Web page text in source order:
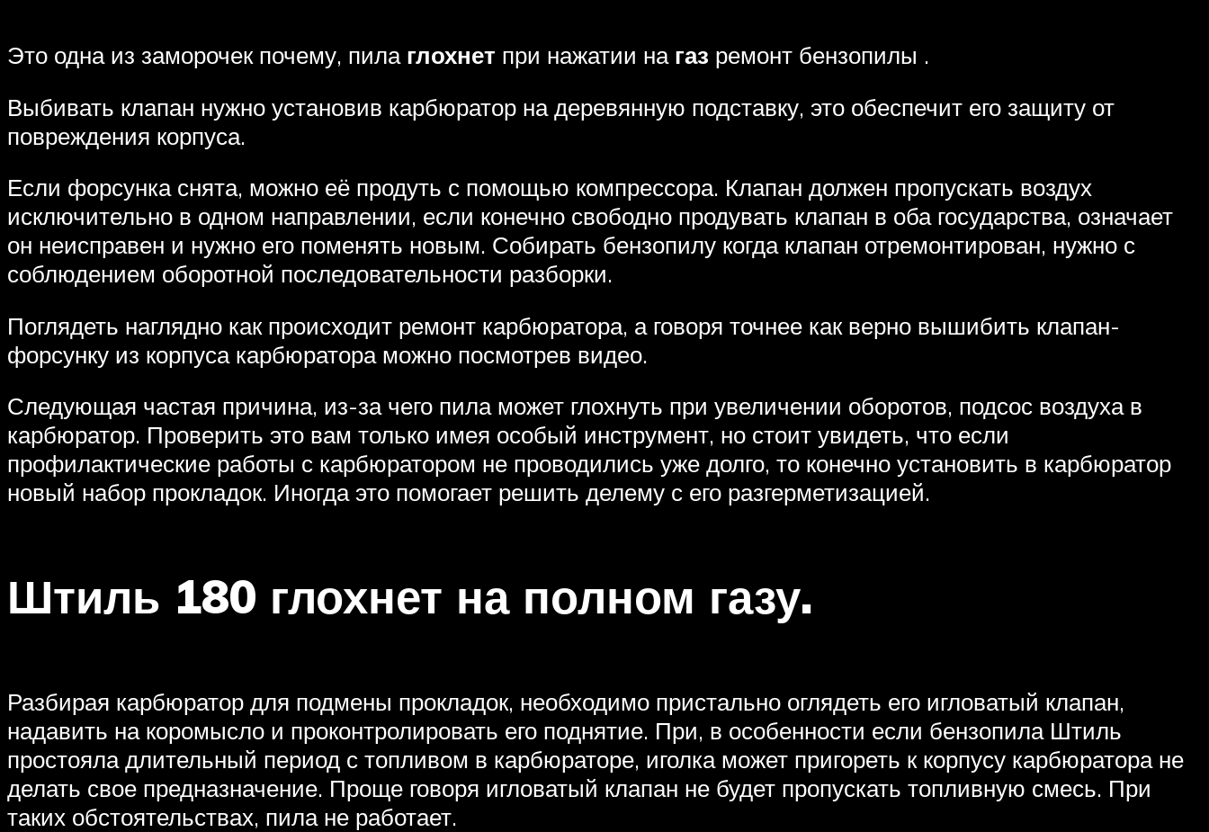
Это одна из заморочек почему, пила глохнет при нажатии на газ ремонт бензопилы .
Выбивать клапан нужно установив карбюратор на деревянную подставку, это обеспечит его защиту от
повреждения корпуса.
Если форсунка снята, можно её продуть с помощью компрессора. Клапан должен пропускать воздух
исключительно в одном направлении, если конечно свободно продувать клапан в оба государства, означает
он неисправен и нужно его поменять новым. Собирать бензопилу когда клапан отремонтирован, нужно с
соблюдением оборотной последовательности разборки.
Поглядеть наглядно как происходит ремонт карбюратора, а говоря точнее как верно вышибить клапан-
форсунку из корпуса карбюратора можно посмотрев видео.
Следующая частая причина, из-за чего пила может глохнуть при увеличении оборотов, подсос воздуха в
карбюратор. Проверить это вам только имея особый инструмент, но стоит увидеть, что если
профилактические работы с карбюратором не проводились уже долго, то конечно установить в карбюратор
новый набор прокладок. Иногда это помогает решить делему с его разгерметизацией.
Штиль 180 глохнет на полном газу.
Разбирая карбюратор для подмены прокладок, необходимо пристально оглядеть его игловатый клапан,
надавить на коромысло и проконтролировать его поднятие. При, в особенности если бензопила Штиль
простояла длительный период с топливом в карбюраторе, иголка может пригореть к корпусу карбюратора не
делать свое предназначение. Проще говоря игловатый клапан не будет пропускать топливную смесь. При
таких обстоятельствах, пила не работает.